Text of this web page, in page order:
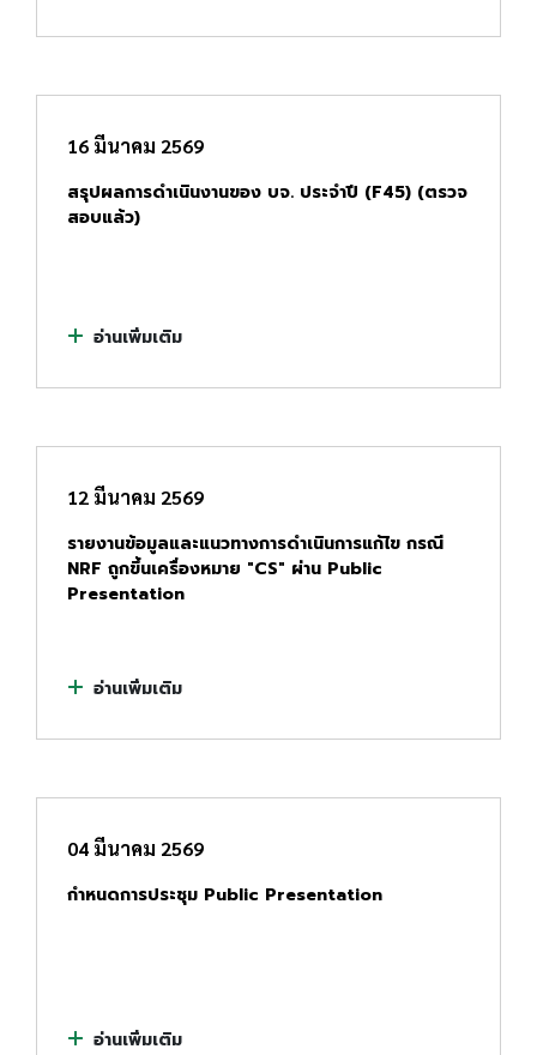
16 มีนาคม 2569
สรุปผลการดำเนินงานของ บจ. ประจำปี (F45) (ตรวจ
สอบแล้ว)
อ่านเพิ่มเติม
12 มีนาคม 2569
รายงานข้อมูลและแนวทางการดำเนินการแก้ไข กรณี
NRF ถูกขึ้นเครื่องหมาย "CS" ผ่าน Public
Presentation
อ่านเพิ่มเติม
04 มีนาคม 2569
กำหนดการประชุม Public Presentation
อ่านเพิ่มเติม